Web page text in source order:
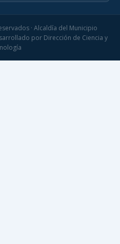
· Alcaldía del Municipio
por Dirección de Ciencia y